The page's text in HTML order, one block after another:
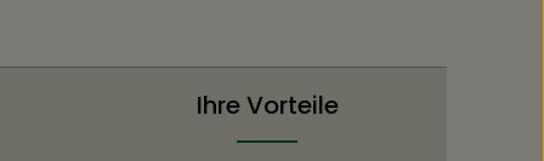
Ihre Vorteile